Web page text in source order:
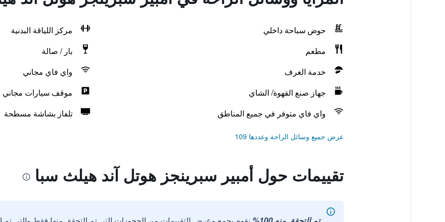
حوض سباحة داخلي
مركز اللياقة البدنية
مطعم
بار / صالة
خدمة الغرف
واي فاي مجاني
جهاز صنع القهوة/ الشاي
موقف سيارات مجاني
واي فاي متوفر في جميع المناطق
تلفاز بشاشة مسطحة
عرض جميع وسائل الراحة وعددها 109
تقييمات حول أمبير سبرينجز هوتل آند هيلث سبا